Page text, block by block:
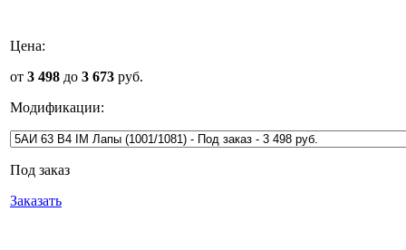
Цена:
от 3 498 до 3 673 руб.
Модификации:
Под заказ
Заказать